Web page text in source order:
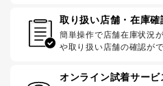
取り扱い店舗・在庫確
簡単操作で店舗在庫状況
や取り扱い店舗の確認がで
オンライン試着サー